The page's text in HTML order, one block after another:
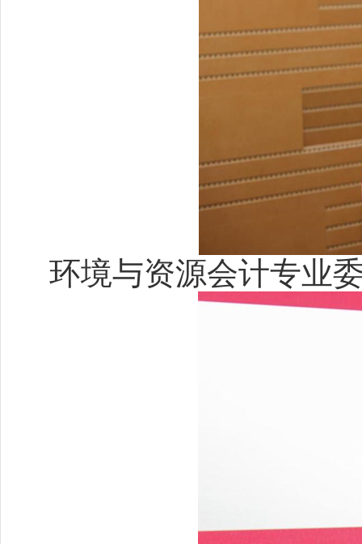
环境与资源会计专业